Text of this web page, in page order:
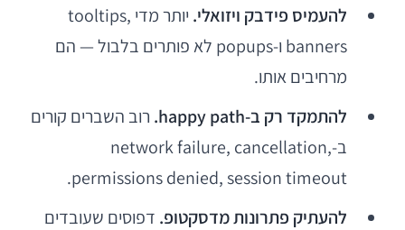
להעמיס פידבק ויזואלי.
יותר מדי tooltips,
banners ו-popups לא פותרים בלבול — הם
מרחיבים אותו.
להתמקד רק ב-happy path.
רוב השברים קורים
ב-network failure, cancellation,
permissions denied, session timeout.
להעתיק פתרונות מדסקטופ. דפוסים שעובדים